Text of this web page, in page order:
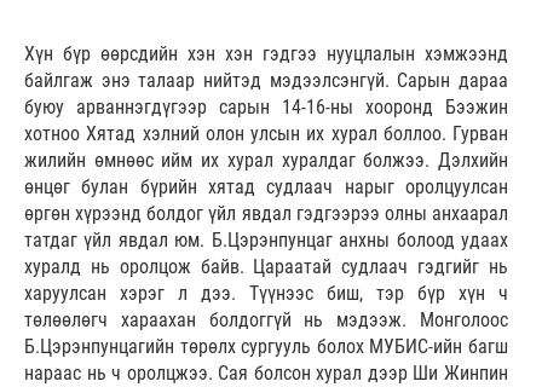
Хүн бүр өөрсдийн хэн хэн гэдгээ нууцлалын хэмжээнд
байлгаж энэ талаар нийтэд мэдээлсэнгүй. Сарын дараа
буюу арваннэгдүгээр сарын 14-16-ны хооронд Бээжин
хотноо Хятад хэлний олон улсын их хурал боллоо. Гурван
жилийн өмнөөс ийм их хурал хуралдаг болжээ. Дэлхийн
өнцөг булан бүрийн хятад судлаач нарыг оролцуулсан
өргөн хүрээнд болдог үйл явдал гэдгээрээ олны анхаарал
татдаг үйл явдал юм. Б.Цэрэнпунцаг анхны болоод удаах
хуралд нь оролцож байв. Цараатай судлаач гэдгийг нь
харуулсан хэрэг л дээ. Түүнээс биш, тэр бүр хүн ч
төлөөлөгч хараахан болдоггүй нь мэдээж. Монголоос
Б.Цэрэнпунцагийн төрөлх сургууль болох МУБИС-ийн багш
нараас нь ч оролцжээ. Сая болсон хурал дээр Ши Жинпин